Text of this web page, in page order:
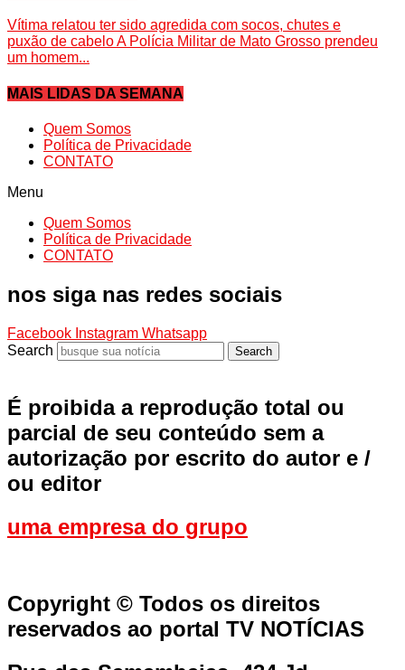
Vítima relatou ter sido agredida com socos, chutes e
puxão de cabelo A Polícia Militar de Mato Grosso prendeu
um homem...
MAIS LIDAS DA SEMANA
Quem Somos
Política de Privacidade
CONTATO
Menu
Quem Somos
Política de Privacidade
CONTATO
nos siga nas redes sociais
Facebook Instagram Whatsapp
Search
Search
É proibida a reprodução total ou
parcial de seu conteúdo sem a
autorização por escrito do autor e /
ou editor
uma empresa do grupo
Copyright © Todos os direitos
reservados ao portal TV NOTÍCIAS